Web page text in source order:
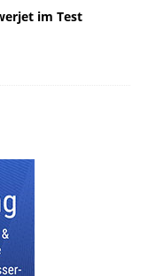
im Test